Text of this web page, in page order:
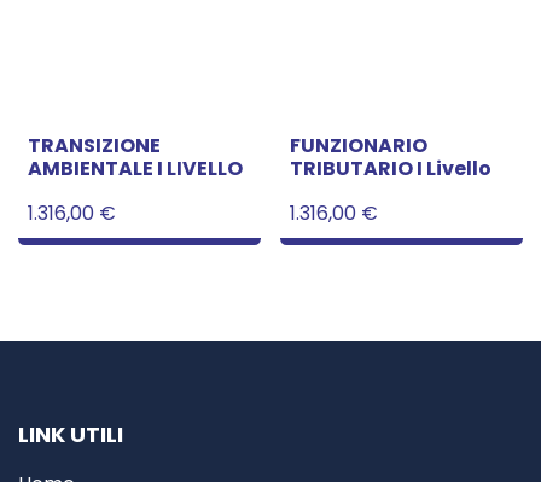
TRANSIZIONE
AMBIENTALE I LIVELLO
1.316,00 €
FUNZIONARIO
TRIBUTARIO I Livello
1.316,00€
LINK UTILI